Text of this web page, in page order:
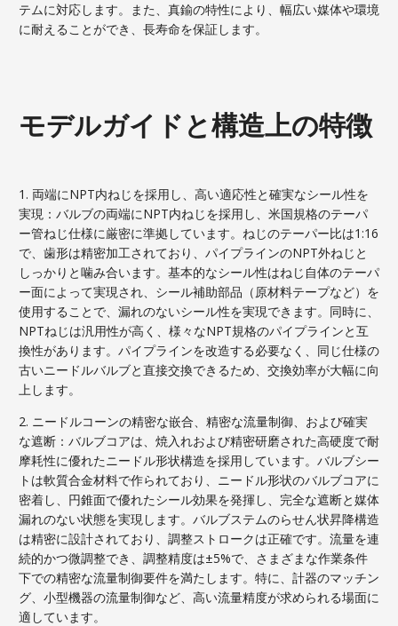
テムに対応します。また、真鍮の特性により、幅広い媒体や環境
に耐えることができ、長寿命を保証します。
モデルガイドと構造上の特徴
1. 両端にNPT内ねじを採用し、高い適応性と確実なシール性を
実現：バルブの両端にNPT内ねじを採用し、米国規格のテーパ
ー管ねじ仕様に厳密に準拠しています。ねじのテーパー比は1:16
で、歯形は精密加工されており、パイプラインのNPT外ねじと
しっかりと噛み合います。基本的なシール性はねじ自体のテーパ
ー面によって実現され、シール補助部品（原材料テープなど）を
使用することで、漏れのないシール性を実現できます。同時に、
NPTねじは汎用性が高く、様々なNPT規格のパイプラインと互
換性があります。パイプラインを改造する必要なく、同じ仕様の
古いニードルバルブと直接交換できるため、交換効率が大幅に向
上します。
2. ニードルコーンの精密な嵌合、精密な流量制御、および確実
な遮断：バルブコアは、焼入れおよび精密研磨された高硬度で耐
摩耗性に優れたニードル形状構造を採用しています。バルブシー
トは軟質合金材料で作られており、ニードル形状のバルブコアに
密着し、円錐面で優れたシール効果を発揮し、完全な遮断と媒体
漏れのない状態を実現します。バルブステムのらせん状昇降構造
は精密に設計されており、調整ストロークは正確です。流量を連
続的かつ微調整でき、調整精度は±5%で、さまざまな作業条件
下での精密な流量制御要件を満たします。特に、計器のマッチン
グ、小型機器の流量制御など、高い流量精度が求められる場面に
適しています。